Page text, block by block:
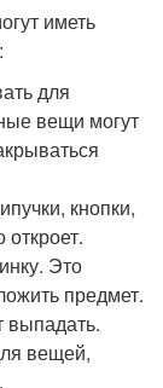
иметь
для
вещи могут
кнопки,
откроет.
Это
предмет.
выпадать.
вещей,